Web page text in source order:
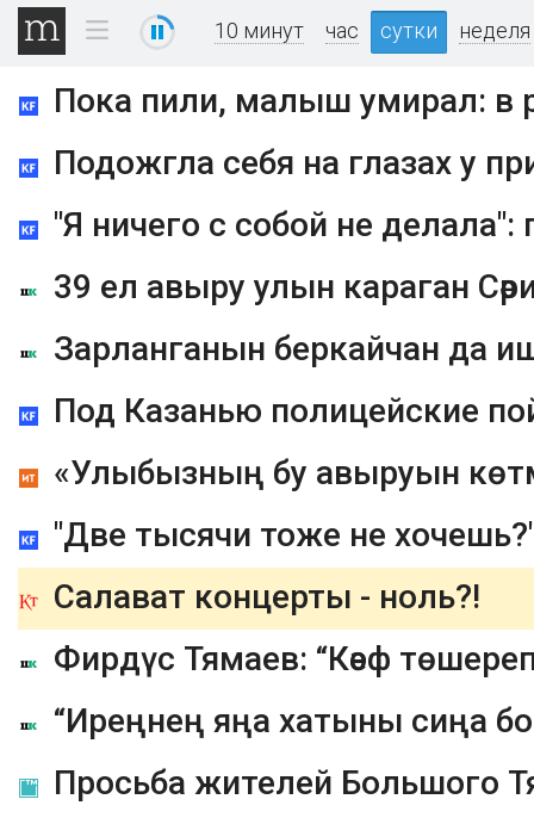
10 минут час сутки неделя
39 ел авыру улын караган
Зарланганын беркайчан да
Салават концерты - ноль?!
Фирдүс Тямаев: “Кәеф
Просьба жителей Большого